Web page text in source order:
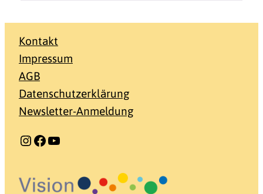
Kontakt
Impressum
AGB
Datenschutzerklärung
Newsletter-Anmeldung
Instagram Facebook YouTube